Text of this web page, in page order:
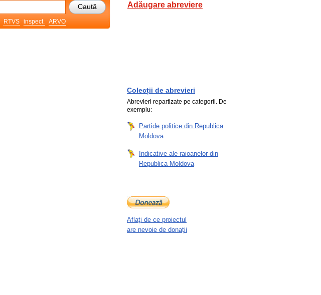
RTVS inspect. ARVO
Adăugare abreviere
Colecții de abrevieri
Abrevieri repartizate pe categorii. De
exemplu:
Partide politice din Republica
Moldova
Indicative ale raioanelor din
Republica Moldova
Aflați de ce proiectul
are nevoie de donații